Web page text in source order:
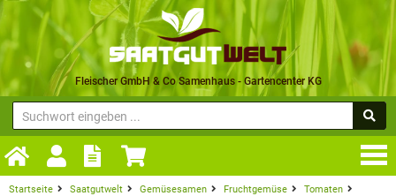
Fleischer GmbH & Co Samenhaus - Gartencenter KG
Startseite Saatgutwelt Gemüsesamen Fruchtgemüse
Tomaten